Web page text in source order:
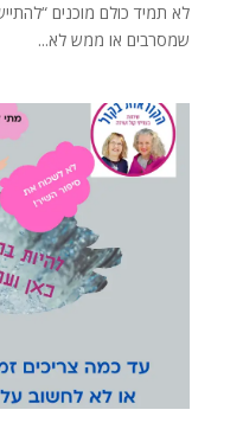
לא תמיד כולם מוכנים
שמסרבים או ממש לא...